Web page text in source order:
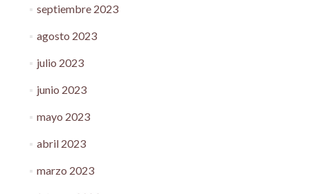
septiembre 2023
agosto 2023
julio 2023
junio 2023
mayo 2023
abril 2023
marzo 2023